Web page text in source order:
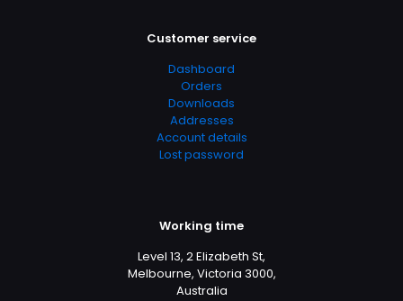
Customer service
Dashboard
Orders
Downloads
Addresses
Account details
Lost password
Working time
Level 13, 2 Elizabeth St,
Melbourne, Victoria 3000,
Australia